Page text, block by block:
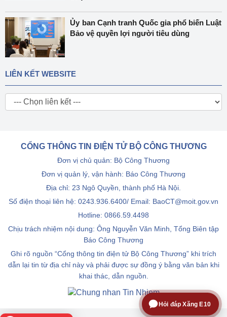
Ủy ban Cạnh tranh Quốc gia phổ biến Luật
Bảo vệ quyền lợi người tiêu dùng
LIÊN KẾT WEBSITE
CỔNG THÔNG TIN ĐIỆN TỬ BỘ CÔNG THƯƠNG
Đơn vị chủ quản: Bộ Công Thương
Đơn vị quản lý, vận hành: Báo Công Thương
Địa chỉ: 23 Ngô Quyền, thành phố Hà Nội.
Số điện thoại liên hệ: 0243.936.6400/ Email: BaoCT@moit.gov.vn
Hotline: 0866.59.4498
Chịu trách nhiệm nội dung: Ông Nguyễn Văn Minh, Tổng Biên tập
Báo Công Thương
Ghi rõ nguồn “Cổng thông tin điện tử Bộ Công Thương” khi trích
dẫn lại tin từ địa chỉ này và phải được sự đồng ý bằng văn bản khi
khai thác, dẫn nguồn.
Hỏi đáp Xăng E10